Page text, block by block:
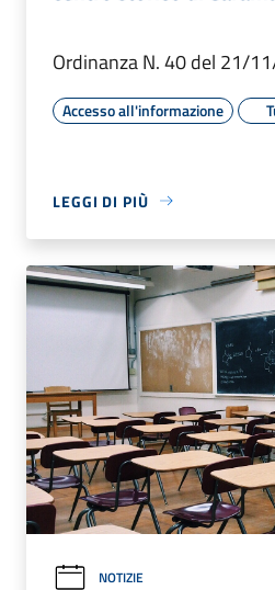
Ordinanza N. 40 del 21/
Accesso all'informazione
LEGGI DI PIÙ
NOTIZIE